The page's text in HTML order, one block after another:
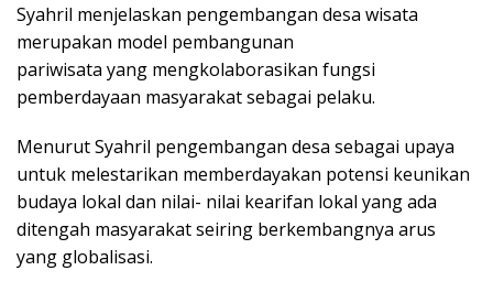
Syahril menjelaskan pengembangan desa wisata
merupakan model pembangunan
pariwisata yang mengkolaborasikan fungsi
pemberdayaan masyarakat sebagai pelaku.
Menurut Syahril pengembangan desa sebagai upaya
untuk melestarikan memberdayakan potensi keunikan
budaya lokal dan nilai- nilai kearifan lokal yang ada
ditengah masyarakat seiring berkembangnya arus
yang globalisasi.